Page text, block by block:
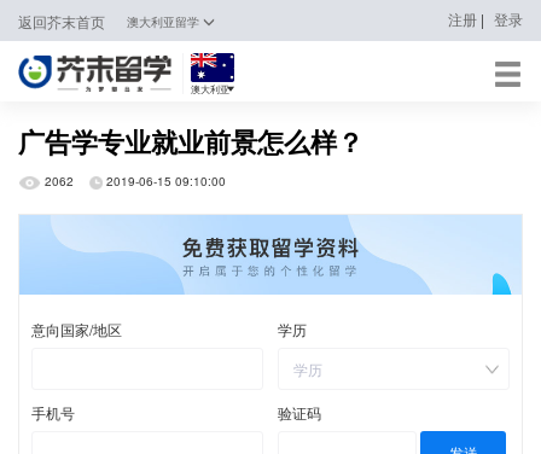
返回芥末首页 澳大利亚留学 注册 | 登录
澳大利亚
韩国
新加坡
广告学专业就业前景怎么样？
2062 2019-06-15 09:10:00